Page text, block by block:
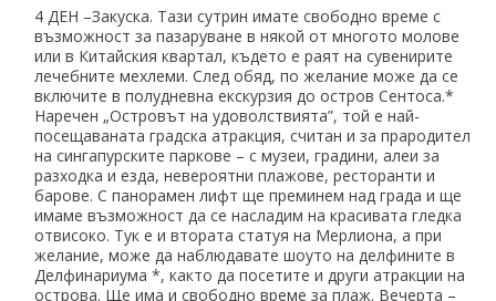
4 ДЕН –Закуска. Тази сутрин имате свободно време с
възможност за пазаруване в някой от многото молове
или в Китайския квартал, където е раят на сувенирите
лечебните мехлеми. След обяд, по желание може да се
включите в полудневна екскурзия до остров Сентоса.*
Наречен „Островът на удоволствията”, той е най-
посещаваната градска атракция, считан и за прародител
на сингапурските паркове – с музеи, градини, алеи за
разходка и езда, невероятни плажове, ресторанти и
барове. С панорамен лифт ще преминем над града и ще
имаме възможност да се насладим на красивата гледка
отвисоко. Тук е и втората статуя на Мерлиона, а при
желание, може да наблюдавате шоуто на делфините в
Делфинариума *, както да посетите и други атракции на
острова. Ще има и свободно време за плаж. Вечерта –